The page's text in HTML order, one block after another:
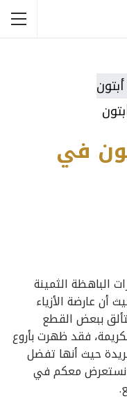
في
الباهظة الثمينة
أن عارضة الأزياء
ببعض القطع
فقد ظهرت بأروع
حيث أنها تفضل
نستعرض معكم في